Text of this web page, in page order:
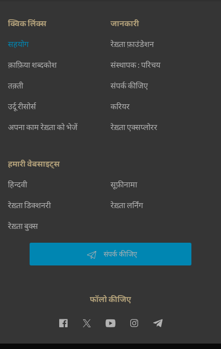
क्विक लिंक्स
सहयोग
क़ाफ़िया शब्दकोश
तक़्ती
उर्दू रीसोर्स
अपना काम रेख़्ता को भेजें
जानकारी
रेख़्ता फ़ाउंडेशन
संस्थापक : परिचय
संपर्क कीजिए
करियर
रेख़्ता एक्सप्लोरर
हमारी वेबसाइट्स
हिन्दवी सूफ़ीनामा
रेख़्ता डिक्शनरी रेख़्ता लर्निंग
रेख़्ता बुक्स
संपर्क कीजिए
फॉलो कीजिए